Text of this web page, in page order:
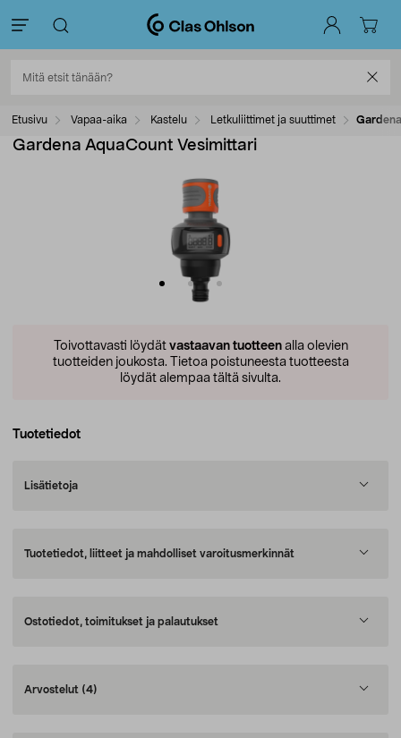
Etusivu Vapaa-aika Kastelu Letkuliittimet ja suuttimet
Gardena AquaCount Vesimittari
Toivottavasti löydät vastaavan tuotteenalla olevien
tuotteiden joukosta. Tietoa poistuneesta tuotteesta
löydät alempaa tältä sivulta.
Tuotetiedot
Lisätietoja
Tuotetiedot, liitteet ja mahdolliset varoitusmerkinnät
Ostotiedot, toimitukset ja palautukset
Arvostelut (4)